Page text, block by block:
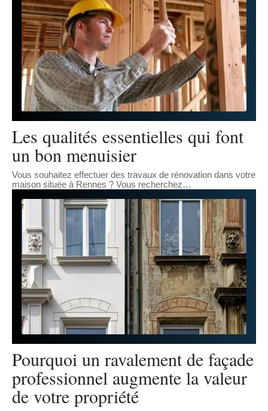
Les qualités essentielles qui font
un bon menuisier
Vous souhaitez effectuer des travaux de rénovation dans votre
maison située à Rennes ? Vous recherchez…
Pourquoi un ravalement de façade
professionnel augmente la valeur
de votre propriété